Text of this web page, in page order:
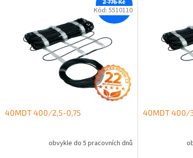
2 776 Kč
–12 %
40MDT 400/2,5-0,75
obvykle do 5 pracovních dnů
Kód: 5510110
40MDT 400/